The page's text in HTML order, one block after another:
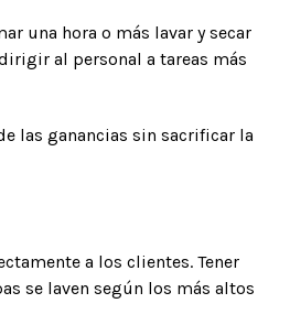
una hora o más lavar y secar
al personal a tareas más
las ganancias sin sacrificar la
a los clientes. Tener
se laven según los más altos